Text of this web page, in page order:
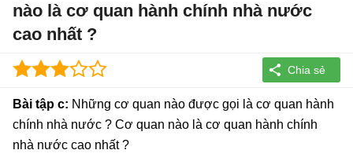
nào là cơ quan hành chính nhà nước
cao nhất ?
Bài tập c: Những cơ quan nào được gọi là cơ quan hành
chính nhà nước ? Cơ quan nào là cơ quan hành chính
nhà nước cao nhất ?